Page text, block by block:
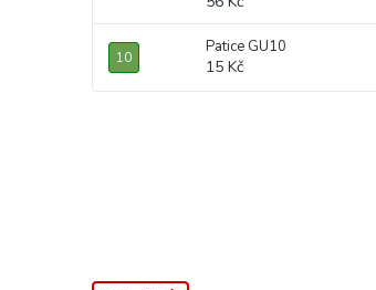
Patice GU10
15 Kč